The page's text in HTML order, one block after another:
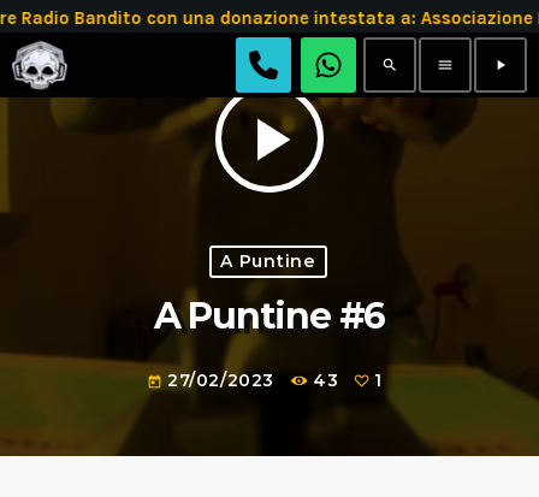
Radio Bandito con una donazione intestata a:
search menu play_arrow
play_arrow
A Puntine
A Puntine #6
today 27/02/2023 43 1